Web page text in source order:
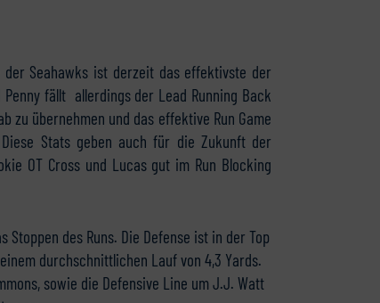
der Seahawks ist derzeit das effektivste der
fällt allerdings der Lead Running Back
zu übernehmen und das effektive Run Game
Stats geben auch für die Zukunft der
OT Cross und Lucas gut im Run Blocking
des Runs. Die Defense ist in der Top
durchschnittlichen Lauf von 4,3 Yards.
sowie die Defensive Line um J.J. Watt